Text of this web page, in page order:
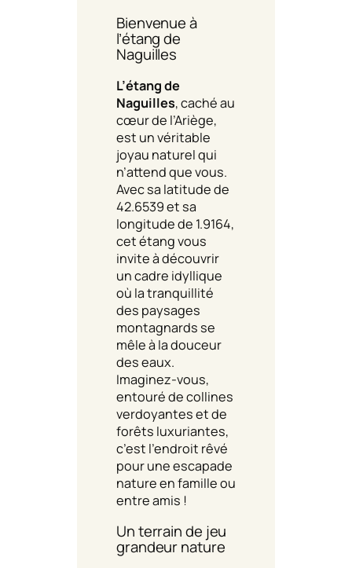
Bienvenue à
l’étang de
Naguilles
L’étang de
Naguilles, caché au
cœur de l’Ariège,
est un véritable
joyau naturel qui
n’attend que vous.
Avec sa latitude de
42.6539 et sa
longitude de 1.9164,
cet étang vous
invite à découvrir
un cadre idyllique
où la tranquillité
des paysages
montagnards se
mêle à la douceur
des eaux.
Imaginez-vous,
entouré de collines
verdoyantes et de
forêts luxuriantes,
c’est l’endroit rêvé
pour une escapade
nature en famille ou
entre amis !
Un terrain de jeu
grandeur nature